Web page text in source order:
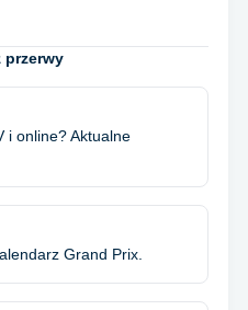
przerwy
i online? Aktualne
Grand Prix.